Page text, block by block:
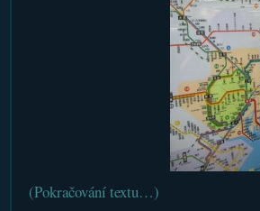
(Pokračování textu…)